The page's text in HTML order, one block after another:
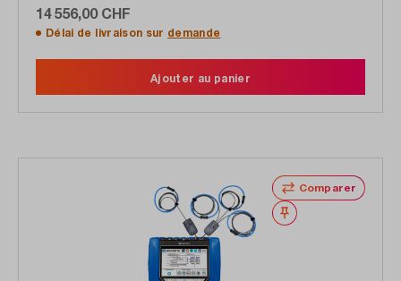
14 556,00 CHF
Délai de livraison sur demande
Ajouter au panier
Comparer
Noter